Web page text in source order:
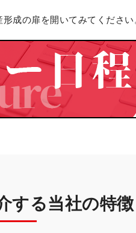
成の扉を開いてみてください
する当社の特徴